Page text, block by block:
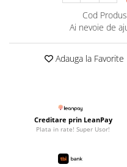
Cod
Ai nevoie de
Adauga la Favorite
Creditare prin LeanPay
Plata in rate! Super Usor!